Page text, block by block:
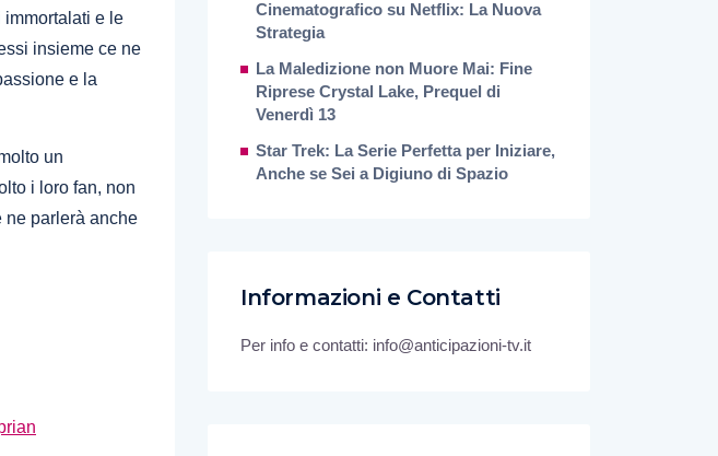
immortalati e le
insieme ce ne
e la
un
i loro fan, non
ne parlerà anche
Cinematografico su Netflix: La Nuova
Strategia
La Maledizione non Muore Mai: Fine
Riprese Crystal Lake, Prequel di
Venerdì 13
Star Trek: La Serie Perfetta per Iniziare,
Anche se Sei a Digiuno di Spazio
Informazioni e Contatti
Per info e contatti: info@anticipazioni-tv.it